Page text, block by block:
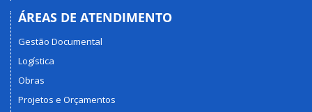
ÁREAS DE ATENDIMENTO
Gestão Documental
Logística
Obras
Projetos e Orçamentos